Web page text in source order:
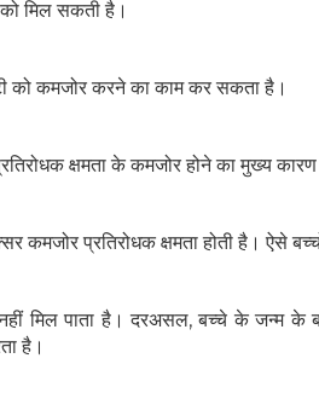
को मिल सकती है।
को कमजोर करने का काम कर सकता है।
क्षमता के कमजोर होने का मुख्य
कमजोर प्रतिरोधक क्षमता होती है। ऐसे
मिल पाता है। दरअसल, बच्चे के जन्म के
है।